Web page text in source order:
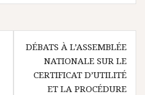
DÉBATS À L’ASSEMBLÉE
NATIONALE SUR LE
CERTIFICAT D’UTILITÉ
ET LA PROCÉDURE